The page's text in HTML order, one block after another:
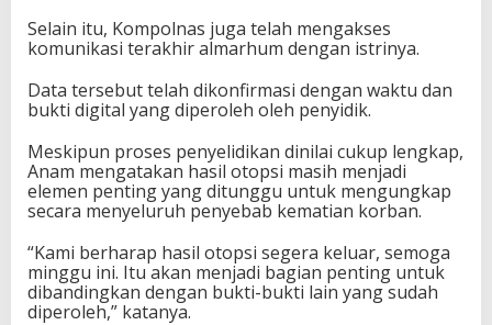
Selain itu, Kompolnas juga telah mengakses
komunikasi terakhir almarhum dengan istrinya.
Data tersebut telah dikonfirmasi dengan waktu dan
bukti digital yang diperoleh oleh penyidik.
Meskipun proses penyelidikan dinilai cukup lengkap,
Anam mengatakan hasil otopsi masih menjadi
elemen penting yang ditunggu untuk mengungkap
secara menyeluruh penyebab kematian korban.
“Kami berharap hasil otopsi segera keluar, semoga
minggu ini. Itu akan menjadi bagian penting untuk
dibandingkan dengan bukti-bukti lain yang sudah
diperoleh,” katanya.